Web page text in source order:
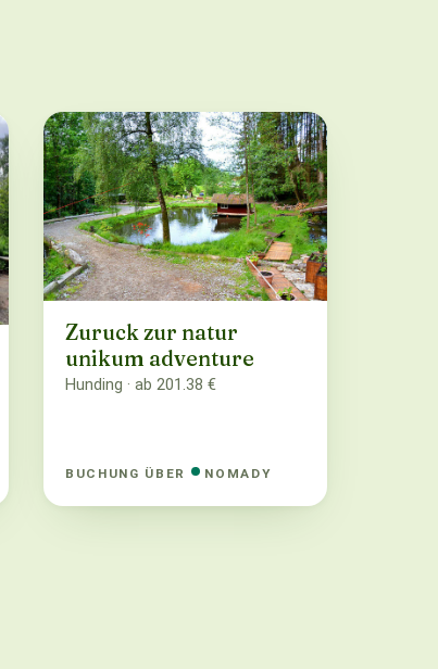
Zuruck zur natur
unikum adventure
Hunding · ab 201.38 €
BUCHUNG ÜBER NOMADY